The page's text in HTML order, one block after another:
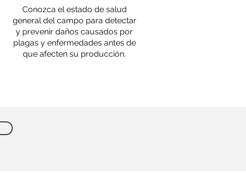
Conozca el estado de salud
general del campo para detectar
y prevenir daños causados por
plagas y enfermedades antes de
que afecten su producción.